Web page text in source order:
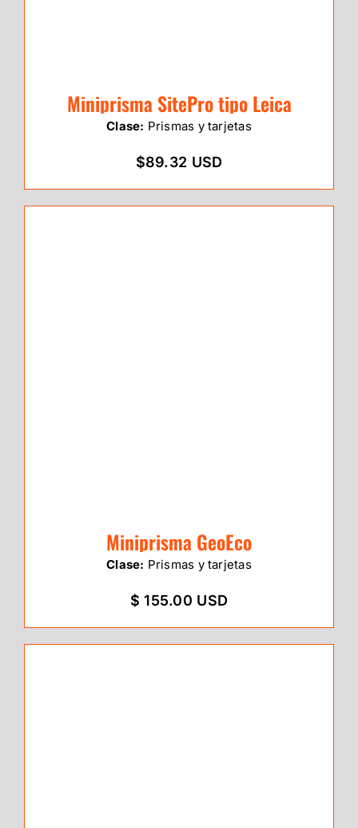
Miniprisma SitePro tipo Leica
Clase: Prismas y tarjetas
$89.32 USD
Miniprisma GeoEco
Clase: Prismas y tarjetas
$ 155.00 USD